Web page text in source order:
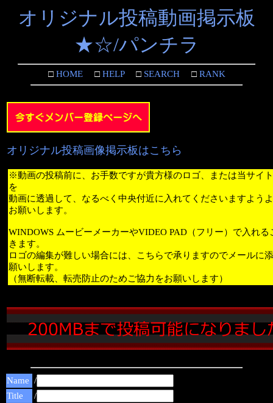
オリジナル投稿動画掲示板
★☆/パンチラ
□HOME□HELP□SEARCH□RANK
オリジナル投稿画像掲示板はこちら
※動画の投稿前に、お手数ですが貴方様のロゴ、または当サイ
を
動画に透過して、なるべく中央付近に入れてくださいますよう
お願いします。
WINDOWS ムービーメーカーやVIDEO PAD（フリー）で入れる
きます。
ロゴの編集が難しい場合には、こちらで承りますのでメールに
願いします。
（無断転載、転売防止のためご協力をお願いします）
Name /
Title
/